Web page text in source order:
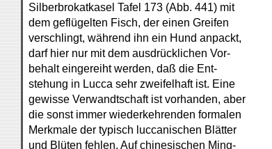
Silberbrokatkasel Tafel 173 (Abb. 441) mit
dem geflügelten Fisch, der einen Greifen
verschlingt, während ihn ein Hund anpackt,
darf hier nur mit dem ausdrücklichen Vor-
behalt eingereiht werden, daß die Ent-
stehung in Lucca sehr zweifelhaft ist. Eine
gewisse Verwandtschaft ist vorhanden, aber
die sonst immer wiederkehrenden formalen
Merkmale der typisch luccanischen Blätter
und Blüten fehlen. Auf chinesischen Ming-